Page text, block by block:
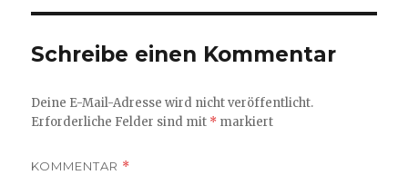
Schreibe einen Kommentar
Deine E-Mail-Adresse wird nicht veröffentlicht.
Erforderliche Felder sind mit * markiert
KOMMENTAR *